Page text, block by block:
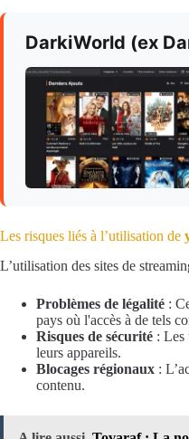
DarkiWorld (ex
Les risques liés à l’utilisation de
L’utilisation des sites de
Problèmes de légalité :
pays où l'accès à de tels
Risques de sécurité : Les
leurs appareils.
Blocages régionaux :
contenu.